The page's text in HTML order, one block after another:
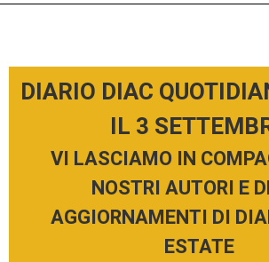
DIARIO DIAC
IL 3
VI LASCIAMO IN
NOSTRI AUTORI E
AGGIORNAMENTI DI
ESTATE